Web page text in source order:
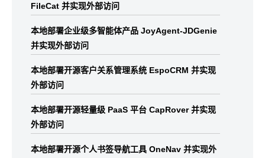
FileCat 并实现外部访问
本地部署企业级多智能体产品 JoyAgent-JDGenie
并实现外部访问
本地部署开源客户关系管理系统 EspoCRM 并实现
外部访问
本地部署开源轻量级 PaaS 平台 CapRover 并实现
外部访问
本地部署开源个人书签导航工具 OneNav 并实现外